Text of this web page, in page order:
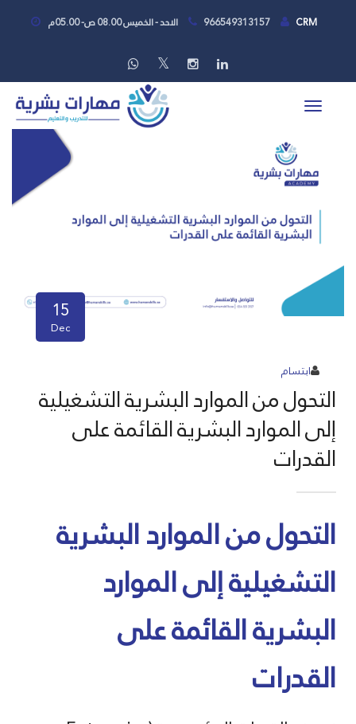
الاحد - الخميس 08.00 ص- 05.00م 966549313157 CRM
15
Dec
ابتسام
التحول من الموارد البشرية التشغيلية
إلى الموارد البشرية القائمة على
القدرات
التحول من الموارد البشرية
التشغيلية إلى الموارد
البشرية القائمة على
القدرات